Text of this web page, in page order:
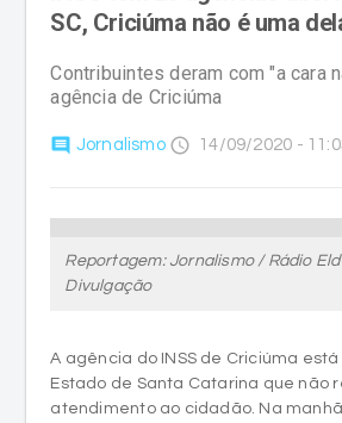
SC, Criciúma não é uma
Contribuintes deram com "a cara
agência de Criciúma
comment Jornalismo access_time 14/09/2020 -
Reportagem: Jornalismo / Rádio
Divulgação
A agência do INSS de Criciúma
Estado de Santa Catarina que não
atendimento ao cidadão. Na